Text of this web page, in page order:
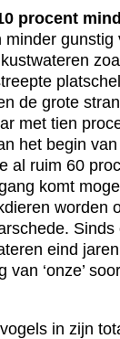
procent
minder gunstig
de grote
met tien
het begin
al ruim 60
komt
worden
Sinds
eind
‘onze’
in zijn